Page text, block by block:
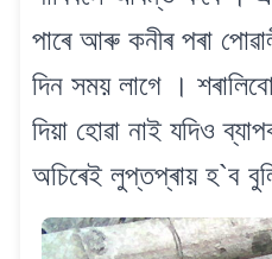
পাৰে আৰু কনীৰ পৰা
দিন সময় লাগে ।
দিয়া হোৱা নাই যদিও
অচিৰেই লুপ্তপ্ৰায় হ`ব